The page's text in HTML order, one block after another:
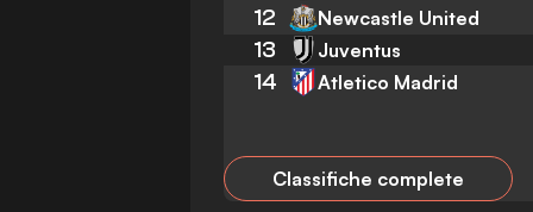
12 Newcastle United
13 Juventus
14 Atletico Madrid
Classifiche complete